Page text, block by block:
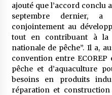
ajouté que l’accord conclu
septembre dernier, a
conjointement au
tout en contribuant à la
nationale de pêche”. Il a,
convention entre
pêche et d’aquaculture
besoins en produits
réparation et construction